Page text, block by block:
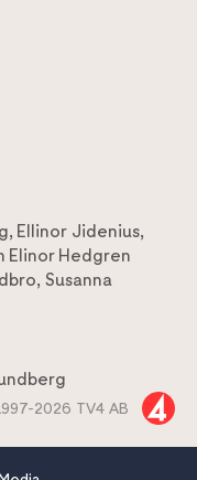
, Ellinor Jidenius,
Elinor Hedgren
, Susanna
2026 TV4 AB